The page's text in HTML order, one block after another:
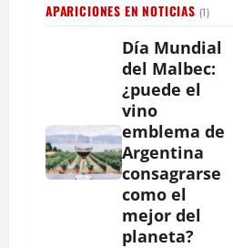
APARICIONES EN NOTICIAS (1)
Día Mundial
del Malbec:
¿puede el
vino
emblema de
Argentina
consagrarse
como el
mejor del
planeta?